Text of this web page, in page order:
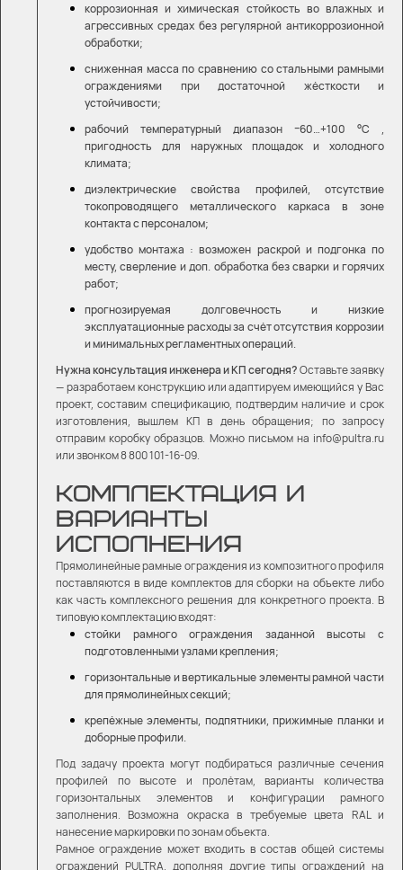
коррозионная и химическая стойкость во влажных и
агрессивных средах без регулярной антикоррозионной
обработки;
сниженная масса по сравнению со стальными рамными
ограждениями при достаточной жёсткости и
устойчивости;
рабочий температурный диапазон −60…+100 °C ,
пригодность для наружных площадок и холодного
климата;
диэлектрические свойства профилей, отсутствие
токопроводящего металлического каркаса в зоне
контакта с персоналом;
удобство монтажа : возможен раскрой и подгонка по
месту, сверление и доп. обработка без сварки и горячих
работ;
прогнозируемая долговечность и низкие
эксплуатационные расходы за счёт отсутствия коррозии
и минимальных регламентных операций.
Нужна консультация инженера и КП сегодня?Оставьте заявку
— разработаем конструкцию или адаптируем имеющийся у Вас
проект, составим спецификацию, подтвердим наличие и срок
изготовления, вышлем КП в день обращения; по запросу
отправим коробку образцов. Можно письмом на info@pultra.ru
или звонком 8 800 101-16-09.
КОМПЛЕКТАЦИЯ И
ВАРИАНТЫ
ИСПОЛНЕНИЯ
Прямолинейные рамные ограждения из композитного профиля
поставляются в виде комплектов для сборки на объекте либо
как часть комплексного решения для конкретного проекта. В
типовую комплектацию входят:
стойки рамного ограждения заданной высоты с
подготовленными узлами крепления;
горизонтальные и вертикальные элементы рамной части
для прямолинейных секций;
крепёжные элементы, подпятники, прижимные планки и
доборные профили.
Под задачу проекта могут подбираться различные сечения
профилей по высоте и пролётам, варианты количества
горизонтальных элементов и конфигурации рамного
заполнения. Возможна окраска в требуемые цвета RAL и
нанесение маркировки по зонам объекта.
Рамное ограждение может входить в состав общей системы
ограждений PULTRA, дополняя другие типы ограждений на